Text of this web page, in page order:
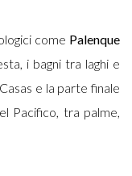
come Palenque
i bagni tra laghi e
e la parte finale
Pacifico, tra palme,